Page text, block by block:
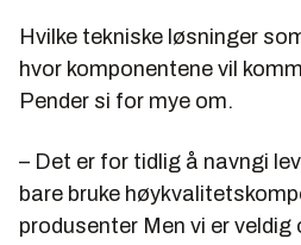
Hvilke tekniske løsninger
hvor komponentene vil
Pender si for mye om.
– Det er for tidlig å navngi
bare bruke
produsenter Men vi er